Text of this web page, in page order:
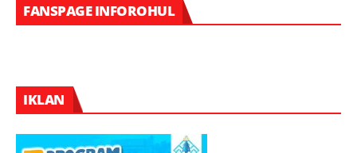
FANSPAGE INFOROHUL
IKLAN